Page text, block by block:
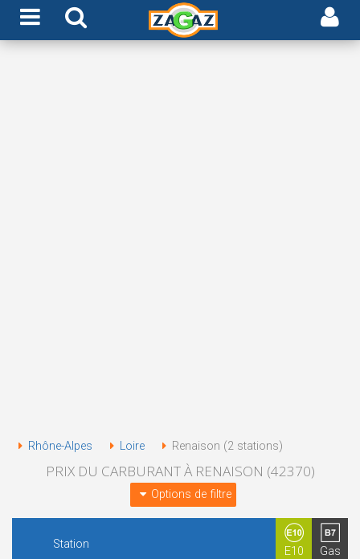
Rhône-Alpes Loire Renaison (2 stations)
PRIX DU CARBURANT À RENAISON (42370)
Options de filtre
Station
E10 Gas